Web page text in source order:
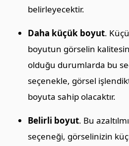
belirleyecektir.
Daha küçük boyut.
boyutun görselin
olduğu durumlarda bu
seçenekle, görsel
boyuta sahip olacaktır.
Belirli boyut. Bu
seçeneği, görselinizin